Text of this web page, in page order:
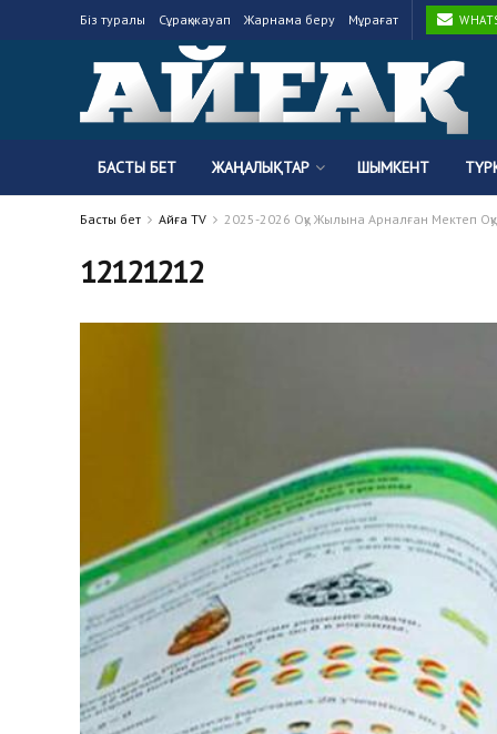
Біз туралы Сұрақ-жауап Жарнама беру Мұрағат
БАСТЫ БЕТ ЖАҢАЛЫҚТАР ШЫМКЕНТ
Басты бет Айғақ TV 2025-2026 Оқу Жылына Арналған Мектеп
12121212